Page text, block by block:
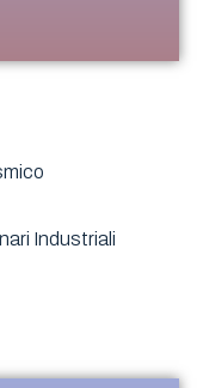
Industriali